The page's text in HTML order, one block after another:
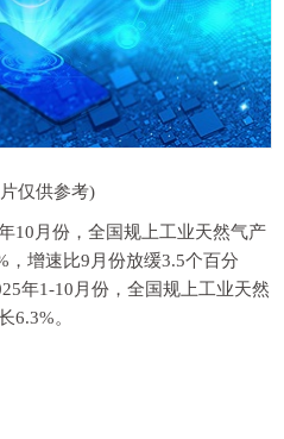
仅供参考)
10月份，全国规上工业天然气产
，增速比9月份放缓3.5个百分
年1-10月份，全国规上工业天然
6.3%。